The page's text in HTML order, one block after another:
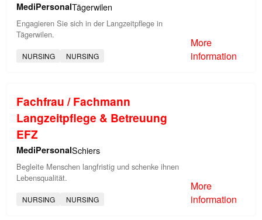
MediPersonalTägerwilen
Engagieren Sie sich in der Langzeitpflege in
Tägerwilen.
NURSING NURSING
More
information
Fachfrau / Fachmann
Langzeitpflege & Betreuung
EFZ
MediPersonalSchiers
Begleite Menschen langfristig und schenke ihnen
Lebensqualität.
NURSING NURSING
More
information